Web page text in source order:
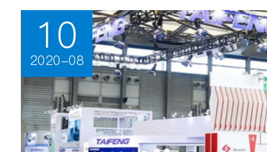
10
2020-08